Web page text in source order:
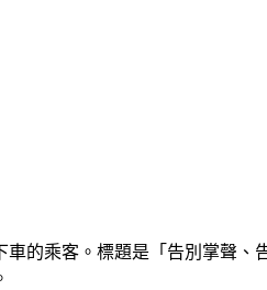
的乘客。標題是「告別掌聲